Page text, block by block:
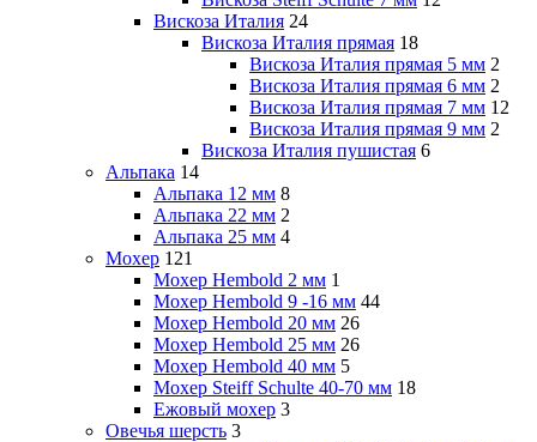
Вискоза Италия 24
Вискоза Италия прямая 18
Вискоза Италия прямая 5 мм 2
Вискоза Италия прямая 6 мм 2
Вискоза Италия прямая 7 мм 12
Вискоза Италия прямая 9 мм 2
Вискоза Италия пушистая 6
Альпака 14
Альпака 12 мм 8
Альпака 22 мм 2
Альпака 25 мм 4
Мохер 121
Мохер Hembold 2 мм 1
Мохер Hembold 9 -16 мм 44
Мохер Hembold 20 мм 26
Мохер Hembold 25 мм 26
Мохер Hembold 40 мм 5
Мохер Steiff Schulte 40-70 мм 18
Ежовый мохер 3
Овечья шерсть 3